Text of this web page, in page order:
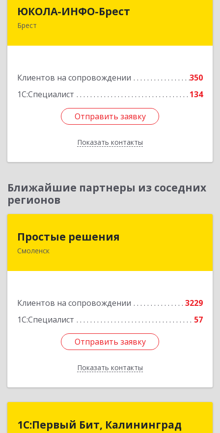
ЮКОЛА-ИНФО-Брест
Брест
Клиентов на сопровождении
350
1С:Специалист
134
Отправить заявку
Показать контакты
224023 г. Брест, ул. Московская, 275А, 5 этаж
Отправить заявку
Назад
Ближайшие партнеры из соседних
регионов
Простые решения
Смоленск
Клиентов на сопровождении
3229
1С:Специалист
57
Отправить заявку
Показать контакты
214015, Смоленская обл, Смоленск г, Большая
Отправить заявку
Назад
1С:Первый Бит, Калининград
1С:Первый Бит, Калининград